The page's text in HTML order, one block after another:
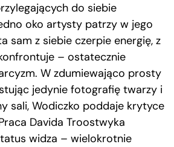
do siebie
oko artysty patrzy w jego
sam z siebie czerpie energię, z
– ostatecznie
W zdumiewająco prosty
jedynie fotografię twarzy i
sali, Wodiczko poddaje krytyce
Davida Troostwyka
widza – wielokrotnie